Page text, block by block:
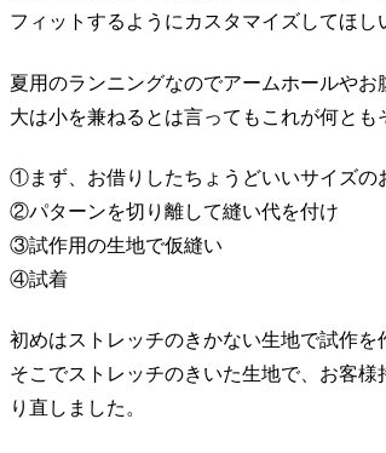
フィットするようにカスタマイズしてほ
夏用のランニングなのでアームホールや
大は小を兼ねるとは言ってもこれが何と
①まず、お借りしたちょうどいいサイズの
②パターンを切り離して縫い代を付け
③試作用の生地で仮縫い
④試着
初めはストレッチのきかない生地で試作を
そこでストレッチのきいた生地で、お客
り直しました。